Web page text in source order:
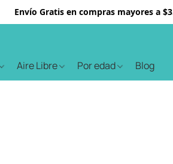
Envío Gratis en compras mayores a
Aire Libre Por edad Blog